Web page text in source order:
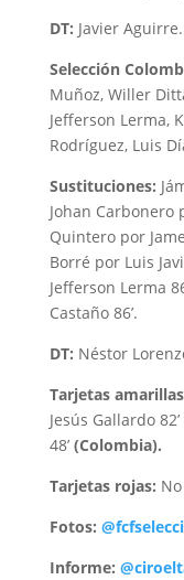
DT: Javier Aguirre.
Selección
Muñoz, Willer
Jefferson Lerma,
Rodríguez, Luis
Sustituciones:
Johan Carbonero
Quintero por
Borré por Luis
Jefferson Lerma
Castaño 86’.
DT: Néstor
Tarjetas
Jesús Gallardo 82’
48’ (Colombia).
Tarjetas rojas:
Fotos:
Informe: